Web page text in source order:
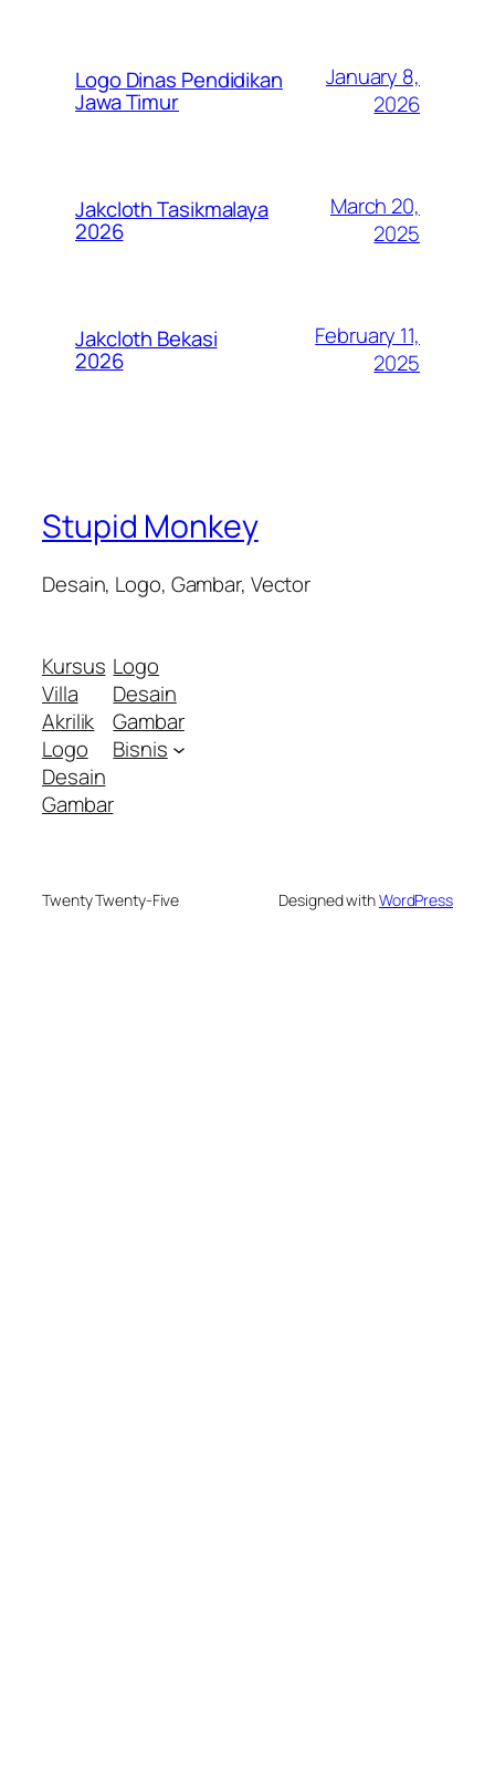
Logo Dinas Pendidikan
Jawa Timur
January 8,
2026
Jakcloth Tasikmalaya
2026
March 20,
2025
Jakcloth Bekasi
2026
February 11,
2025
Stupid Monkey
Desain, Logo, Gambar, Vector
Kursus
Villa
Akrilik
Logo
Desain
Gambar
Logo
Desain
Gambar
Bisnis
Twenty Twenty-Five Designed withWordPress